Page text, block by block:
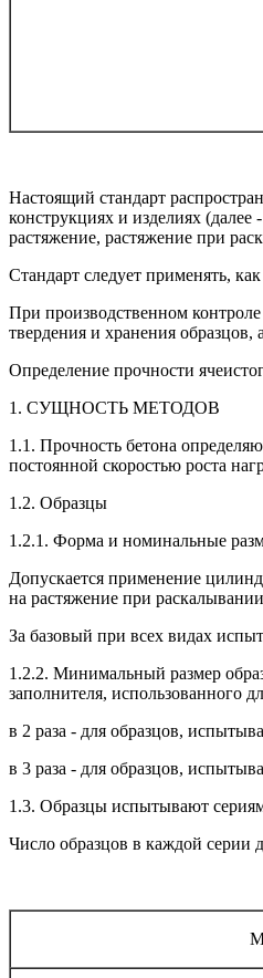
Настоящий стандарт
конструкциях и изделиях
растяжение, растяжение при
Стандарт следует применять,
При производственном
твердения и хранения образцов,
Определение прочности
1. СУЩНОСТЬ МЕТОДОВ
1.1. Прочность бетона
постоянной скоростью роста
1.2. Образцы
1.2.1. Форма и номинальные
Допускается применение
на растяжение при
За базовый при всех видах
1.2.2. Минимальный размер
заполнителя, использованного
в 2 раза - для образцов,
в 3 раза - для образцов,
1.3. Образцы испытывают
Число образцов в каждой серии